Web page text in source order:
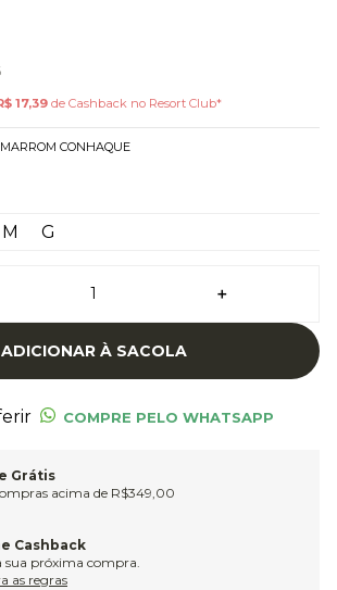
17,39 de Cashback no Resort Club*
MARROM CONHAQUE
G
M
＋
ADICIONAR À SACOLA
COMPRE PELO WHATSAPP
Grátis
acima de R$349,00
Cashback
sua próxima compra.
as regras